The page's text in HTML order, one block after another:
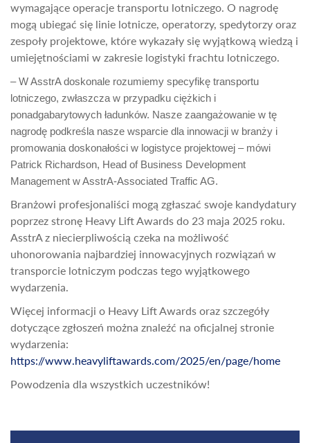
wymagające operacje transportu lotniczego. O nagrodę
mogą ubiegać się linie lotnicze, operatorzy, spedytorzy oraz
zespoły projektowe, które wykazały się wyjątkową wiedzą i
umiejętnościami w zakresie logistyki frachtu lotniczego.
– W AsstrA doskonale rozumiemy specyfikę transportu
lotniczego, zwłaszcza w przypadku ciężkich i
ponadgabarytowych ładunków. Nasze zaangażowanie w tę
nagrodę podkreśla nasze wsparcie dla innowacji w branży i
promowania doskonałości w logistyce projektowej – mówi
Patrick Richardson, Head of Business Development
Management w AsstrA-Associated Traffic AG.
Branżowi profesjonaliści mogą zgłaszać swoje kandydatury
poprzez stronę Heavy Lift Awards do 23 maja 2025 roku.
AsstrA z niecierpliwością czeka na możliwość
uhonorowania najbardziej innowacyjnych rozwiązań w
transporcie lotniczym podczas tego wyjątkowego
wydarzenia.
Więcej informacji o Heavy Lift Awards oraz szczegóły
dotyczące zgłoszeń można znaleźć na oficjalnej stronie
wydarzenia:
https://www.heavyliftawards.com/2025/en/page/home
Powodzenia dla wszystkich uczestników!